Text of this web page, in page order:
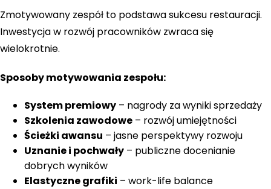
Zmotywowany zespół to podstawa sukcesu restauracji.
Inwestycja w rozwój pracowników zwraca się
wielokrotnie.
Sposoby motywowania zespołu:
System premiowy – nagrody za wyniki sprzedaży
Szkolenia zawodowe – rozwój umiejętności
Ścieżki awansu – jasne perspektywy rozwoju
Uznanie i pochwały – publiczne docenianie
dobrych wyników
Elastyczne grafiki – work-life balance